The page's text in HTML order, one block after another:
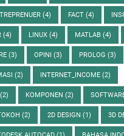
(4) FACT (4)
(4) LINUX (4) MATLAB (4)
(3) OPINI (3) PROLOG (3)
(2) INTERNET_INCOME (2)
(2) KOMPONEN (2)
(2) 2D DESIGN (1) 3D